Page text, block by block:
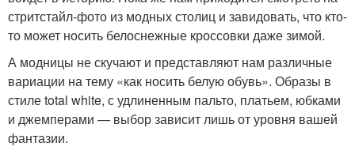
стритстайл-фото из модных столиц и завидовать, что кто-
то может носить белоснежные кроссовки даже зимой.
А модницы не скучают и представляют нам различные
вариации на тему «как носить белую обувь». Образы в
стиле total white, с удлиненным пальто, платьем, юбками
и джемперами — выбор зависит лишь от уровня вашей
фантазии.